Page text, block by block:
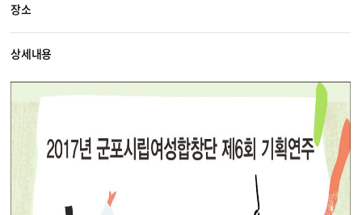
장소
상세내용